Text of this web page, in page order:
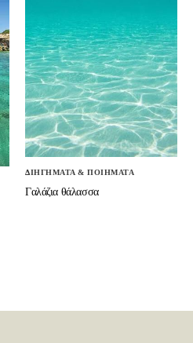
ΔΙΗΓΗΜΑΤΑ & ΠΟΙΗΜΑΤΑ
Γαλάζια θάλασσα